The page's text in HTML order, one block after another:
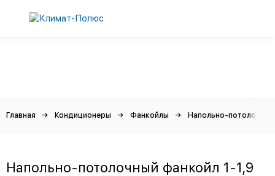
Главная Кондиционеры Фанкойлы Напольно-
Напольно-потолочный фанкойл 1-1,9